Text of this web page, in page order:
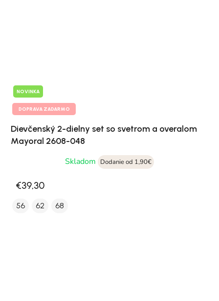
NOVINKA
DOPRAVA ZADARMO
Dievčenský 2-dielny set so svetrom a overalom
Mayoral 2608-048
Skladom
Dodanie od 1,90€
€39,30
56 62 68